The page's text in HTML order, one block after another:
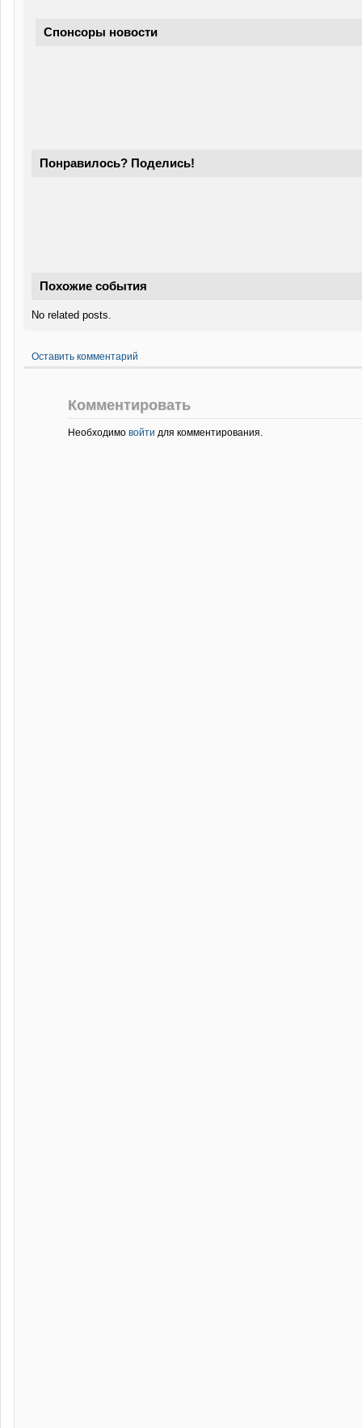
Спонсоры новости
Понравилось? Поделись!
Похожие события
No related posts.
Оставить комментарий
Комментировать
Необходимо войти для комментирования.